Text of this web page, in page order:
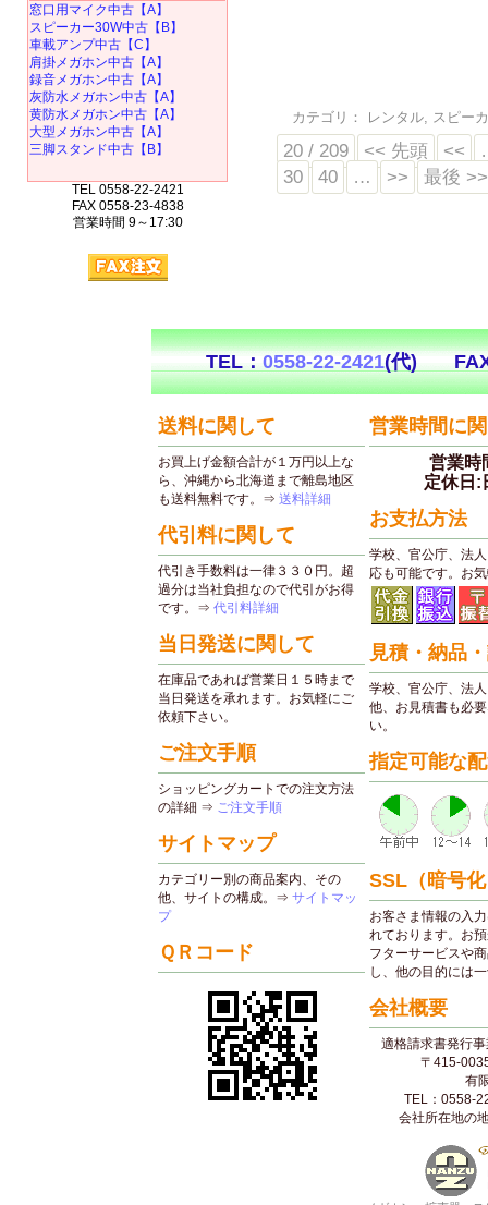
カテゴリ： レンタル, スピー
20 / 209 << 先頭 <<
30
40 … >> 最後 >>
窓口用マイク中古【A】
スピーカー30W中古【B】
車載アンプ中古【C】
肩掛メガホン中古【A】
録音メガホン中古【A】
灰防水メガホン中古【A】
黄防水メガホン中古【A】
大型メガホン中古【A】
三脚スタンド中古【B】
TEL 0558-22-2421
FAX 0558-23-4838
営業時間 9～17:30